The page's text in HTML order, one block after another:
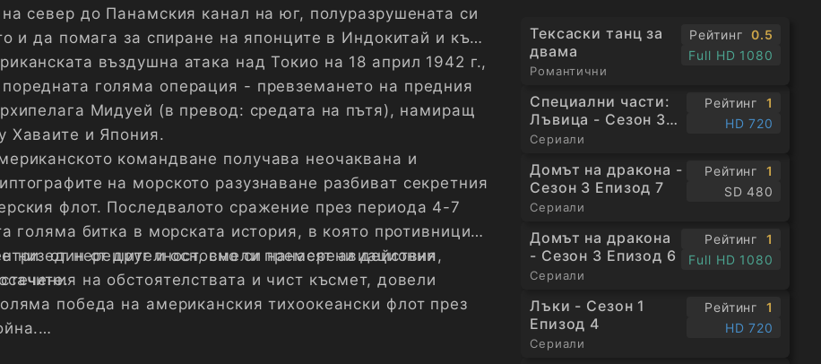
Тексаски танц за
двама
Романтични
Рейтинг
0.5
Full HD 1080
Специални части:
Лъвица - Сезон 3
Епизод 1
Сериали
Рейтинг
1
HD 720
Домът на дракона -
Сезон 3 Епизод 7
Сериали
Рейтинг
1
SD 480
Домът на дракона
- Сезон 3 Епизод 6
Сериали
Рейтинг
1
Full HD 1080
Лъки - Сезон 1
Епизод 4
Сериали
Рейтинг
1
HD 720
север до Панамския канал на юг, полуразрушената си
и да помага за спиране на японците в Индокитай и към
въздушна атака над Токио на 18 април 1942 г.,
голяма операция - превземането на предния
Мидуей (в превод: средата на пътя), намиращ
Хаваите и Япония.
командване получава неочаквана и
на морското разузнаване разбиват секретния
флот. Последвалото сражение през периода 4-7
голяма битка в морската история, в която противниците
един от друг и основно си нанасят авиационни
низ от нерешителност, смели премерени действия,
на обстоятелствата и чист късмет, довели
победа на американския тихоокеански флот през